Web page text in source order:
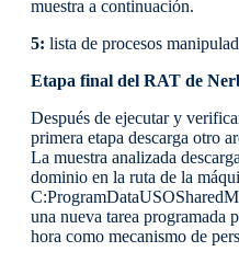
muestra a continuación.
5: lista de procesos
Etapa final del RAT de
Después de ejecutar y
primera etapa descarga otro
La muestra analizada
dominio en la ruta de la
una nueva tarea programada
hora como mecanismo de